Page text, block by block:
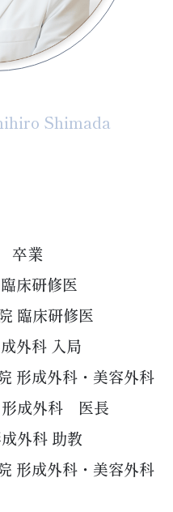
Shimada
卒業
床研修医
臨床研修医
外科 入局
形成外科・美容外科
成外科 医長
外科 助教
形成外科・美容外科